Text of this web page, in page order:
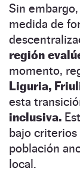
Sin
medida de
región
momento,
Liguria,
esta
inclusiva.
bajo criterios
población
local.